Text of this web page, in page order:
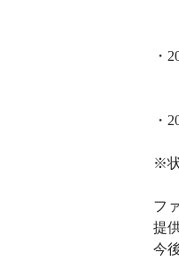
・
・
※
フ
提
今